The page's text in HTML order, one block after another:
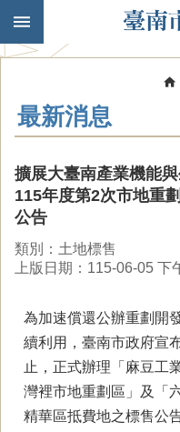
跳到主要內容區塊
最新消息
擴展大臺南產業機能
115年度第2次市地重
公告
類別：土地標售
上版日期：115-06-05 下
為加速償還公辦重劃開
續利用，臺南市政府宣
止，正式辦理「麻豆工
灣裡市地重劃區」及「
精華區抵費地之標售公